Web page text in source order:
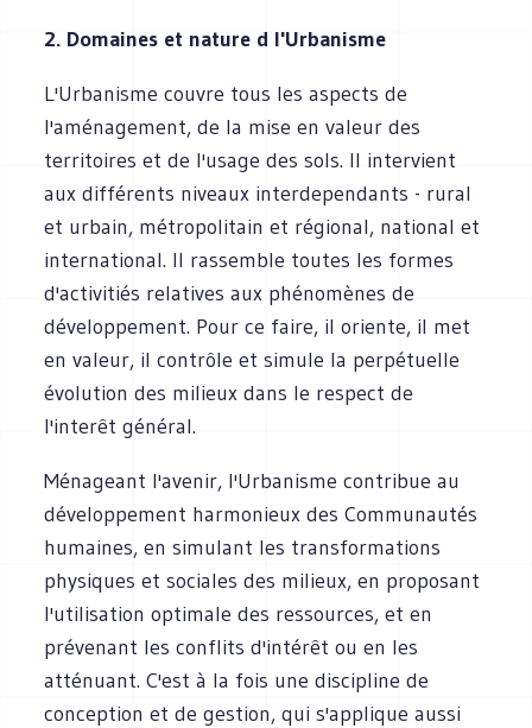
2. Domaines et nature d l'Urbanisme
L'Urbanisme couvre tous les aspects de
l'aménagement, de la mise en valeur des
territoires et de l'usage des sols. Il intervient
aux différents niveaux interdependants - rural
et urbain, métropolitain et régional, national et
international. Il rassemble toutes les formes
d'activitiés relatives aux phénomènes de
développement. Pour ce faire, il oriente, il met
en valeur, il contrôle et simule la perpétuelle
évolution des milieux dans le respect de
l'interêt général.
Ménageant l'avenir, I'Urbanisme contribue au
développement harmonieux des Communautés
humaines, en simulant les transformations
physiques et sociales des milieux, en proposant
l'utilisation optimale des ressources, et en
prévenant les conflits d'intérêt ou en les
atténuant. C'est à la fois une discipline de
conception et de gestion, qui s'applique aussi